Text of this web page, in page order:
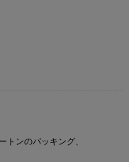
トンのパッキング、